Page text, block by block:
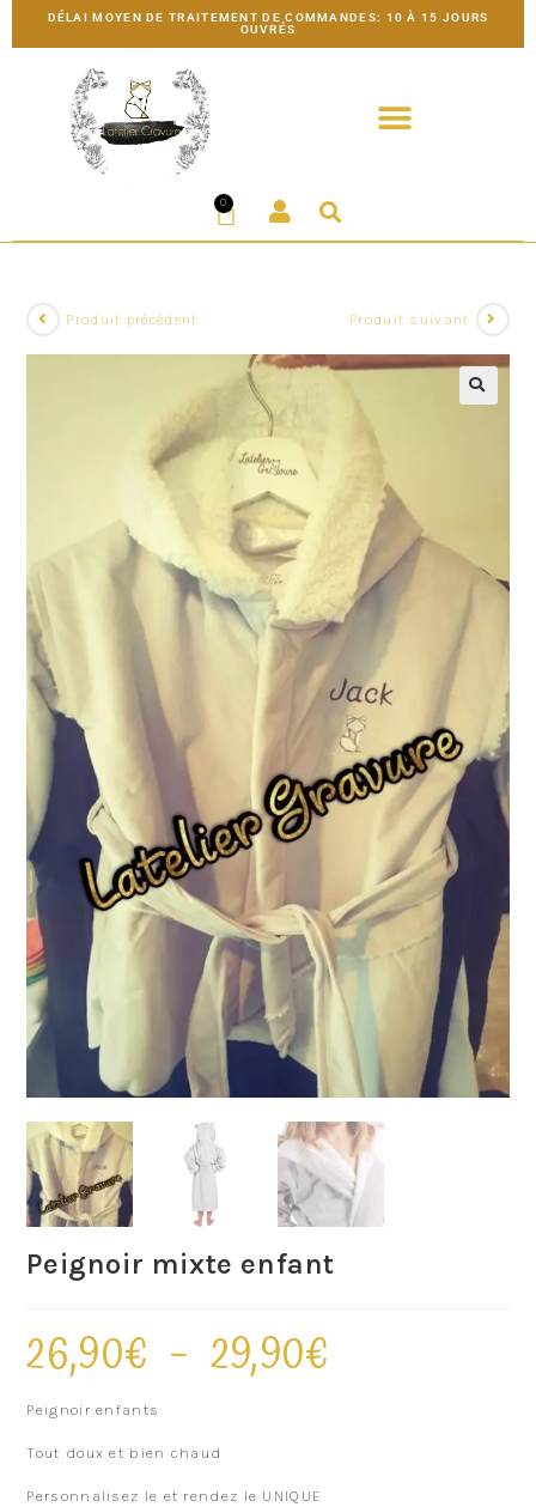
DÉLAI MOYEN DE TRAITEMENT DE COMMANDES: 10 À 15 JOURS
OUVRÉS
0
Produit précédent Produit suivant
Peignoir mixte enfant
26,90€ – 29,90€
Peignoir enfants
Tout doux et bien chaud
Personnalisez le et rendez le UNIQUE